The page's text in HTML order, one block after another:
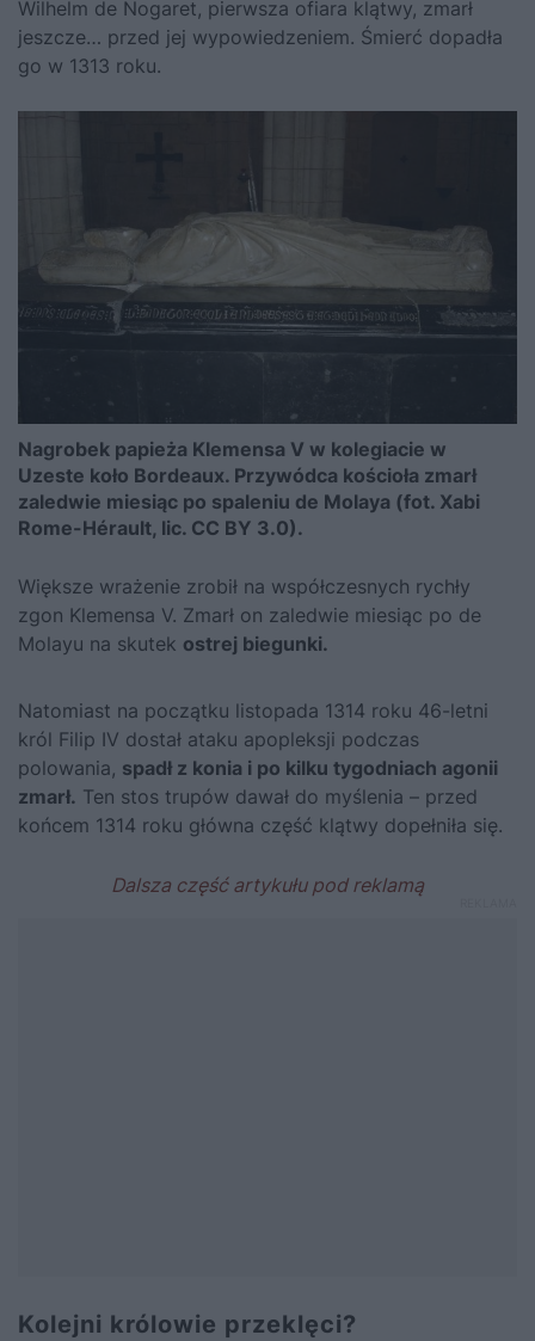
Wilhelm de Nogaret, pierwsza ofiara klątwy, zmarł
jeszcze… przed jej wypowiedzeniem. Śmierć dopadła
go w 1313 roku.
Nagrobek papieża Klemensa V w kolegiacie w
Uzeste koło Bordeaux. Przywódca kościoła zmarł
zaledwie miesiąc po spaleniu de Molaya (fot. Xabi
Rome-Hérault, lic. CC BY 3.0).
Większe wrażenie zrobił na współczesnych rychły
zgon Klemensa V. Zmarł on zaledwie miesiąc po de
Molayu na skutek ostrej biegunki.
Natomiast na początku listopada 1314 roku 46-letni
król Filip IV dostał ataku apopleksji podczas
polowania, spadł z konia i po kilku tygodniach agonii
zmarł. Ten stos trupów dawał do myślenia – przed
końcem 1314 roku główna część klątwy dopełniła się.
Kolejni królowie przeklęci?